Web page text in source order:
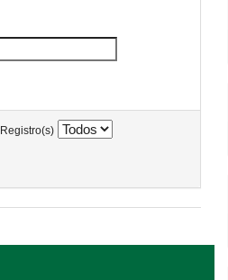
Registro(s)